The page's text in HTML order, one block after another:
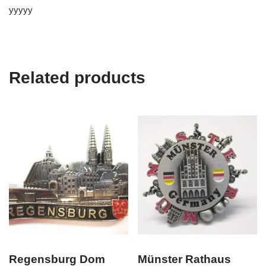
yyyyy
Related products
Regensburg Dom
Münster Rathaus